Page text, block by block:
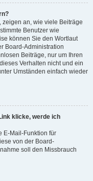
zeigen an, wie viele Beiträge
Benutzer wie
können Sie den Wortlaut
Board-Administration
Beiträge, nur um Ihren
Verhalten nicht und ein
Umständen einfach wieder
klicke, werde ich
E-Mail-Funktion für
von der Board-
soll den Missbrauch